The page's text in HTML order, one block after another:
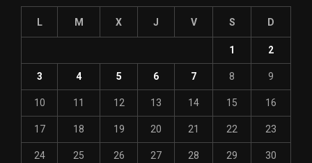
L M X J V S D
1 2
3 4 5 6 7 8 9
10 11 12 13 14 15 16
17 18 19 20 21 22 23
24 25 26 27 28 29 30